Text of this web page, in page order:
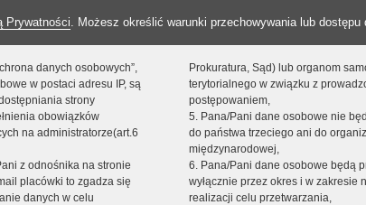
Prywatności. Możesz określić warunki przechowywania lub
danych osobowych”,
w postaci adresu IP, są
strony
obowiązków
na administratorze(art.6
z odnośnika na stronie
placówki to zgadza się
danych w celu
Prokuratura, Sąd) lub organom
terytorialnego w związku z
postępowaniem,
5. Pana/Pani dane osobowe nie
do państwa trzeciego ani do
międzynarodowej,
6. Pana/Pani dane osobowe będą
wyłącznie przez okres i w zakresie
realizacji celu przetwarzania,